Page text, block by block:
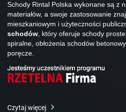
Schody Rintal Polska wykonane są z
materiałów, a swoje zastosowanie
mieszkaniowym i użyteczności
schodów, który oferuje schody
spiralne, obłożenia schodów
poręcze.
Czytaj więcej